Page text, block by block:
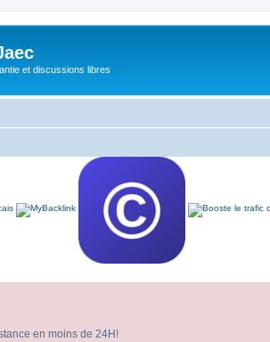
et discussions libres
en moins de 24H!